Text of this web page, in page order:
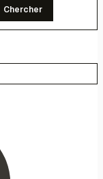
Chercher